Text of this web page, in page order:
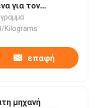
για τον
εκτυπωτή
Kilograms
επαφή
μηχανή